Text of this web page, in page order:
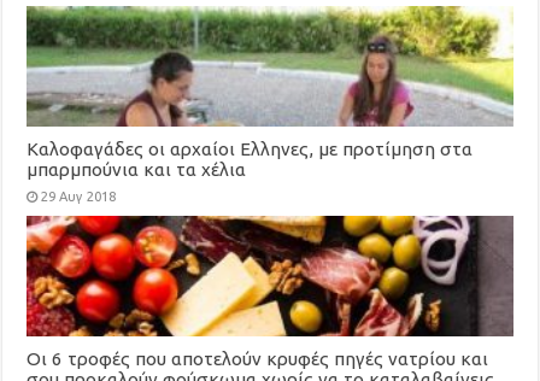
Καλοφαγάδες οι αρχαίοι Ελληνες, με προτίμηση στα
μπαρμπούνια και τα χέλια
29 Αυγ 2018
Οι 6 τροφές που αποτελούν κρυφές πηγές νατρίου και